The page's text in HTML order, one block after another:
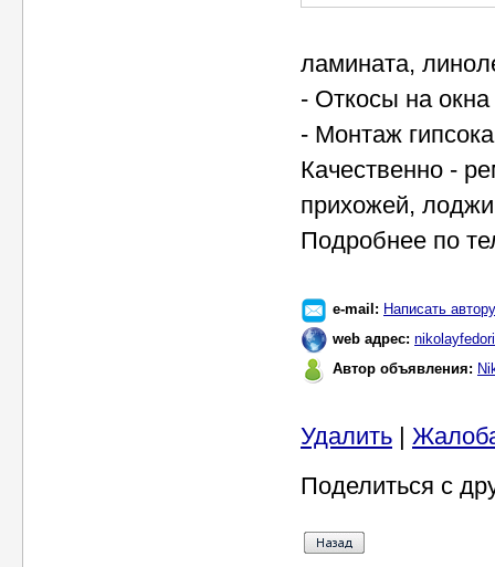
ламината,
- Откосы на
- Монтаж
Качественно -
прихожей,
Подробнее по
e-mail: Написать автору
web адрес:
Автор объявления:
Удалить |
Поделиться с